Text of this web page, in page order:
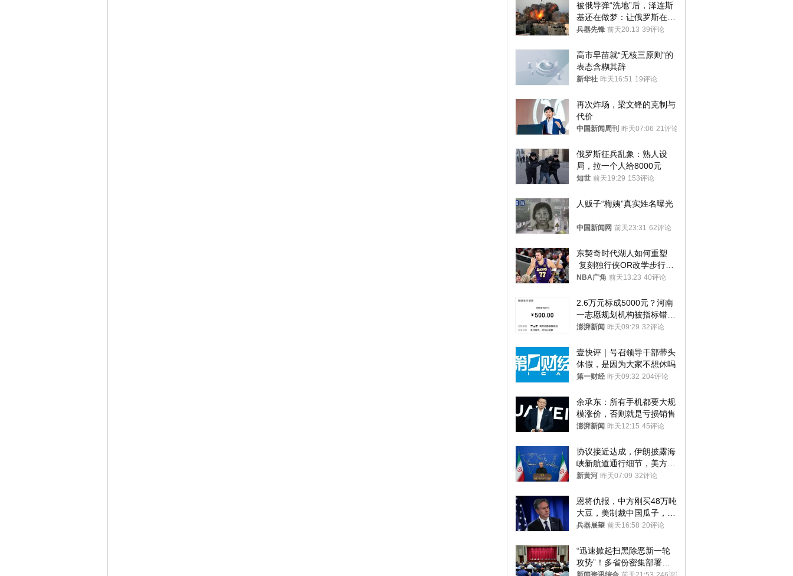
被俄导弹“洗地”后，泽连斯
基还在做梦：让俄罗斯在冬
季前求和？
兵器先锋 前天20:13 39评论
高市早苗就“无核三原则”的
表态含糊其辞
新华社 昨天16:51 19评论
再次炸场，梁文锋的克制与
代价
中国新闻周刊 昨天07:06 21评论
俄罗斯征兵乱象：熟人设
局，拉一个人给8000元
知世 前天19:29 153评论
人贩子“梅姨”真实姓名曝光
中国新闻网 前天23:31 62评论
东契奇时代湖人如何重塑
复刻独行侠OR改学步行
者？
NBA广角 前天13:23 40评论
2.6万元标成5000元？河南
一志愿规划机构被指标错学
费致考生复读
澎湃新闻 昨天09:29 32评论
壹快评｜号召领导干部带头
休假，是因为大家不想休吗
第一财经 昨天09:32 204评论
余承东：所有手机都要大规
模涨价，否则就是亏损销售
澎湃新闻 昨天12:15 45评论
协议接近达成，伊朗披露海
峡新航道通行细节，美方再
提“倒计时”
新黄河 昨天07:09 32评论
恩将仇报，中方刚买48万吨
大豆，美制裁中国瓜子，布
林肯措辞变了
兵器展望 前天16:58 20评论
“迅速掀起扫黑除恶新一轮
攻势”！多省份密集部署，